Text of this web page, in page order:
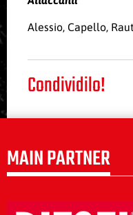
Alessio, Capello,
Condividilo!
MAIN PARTNER